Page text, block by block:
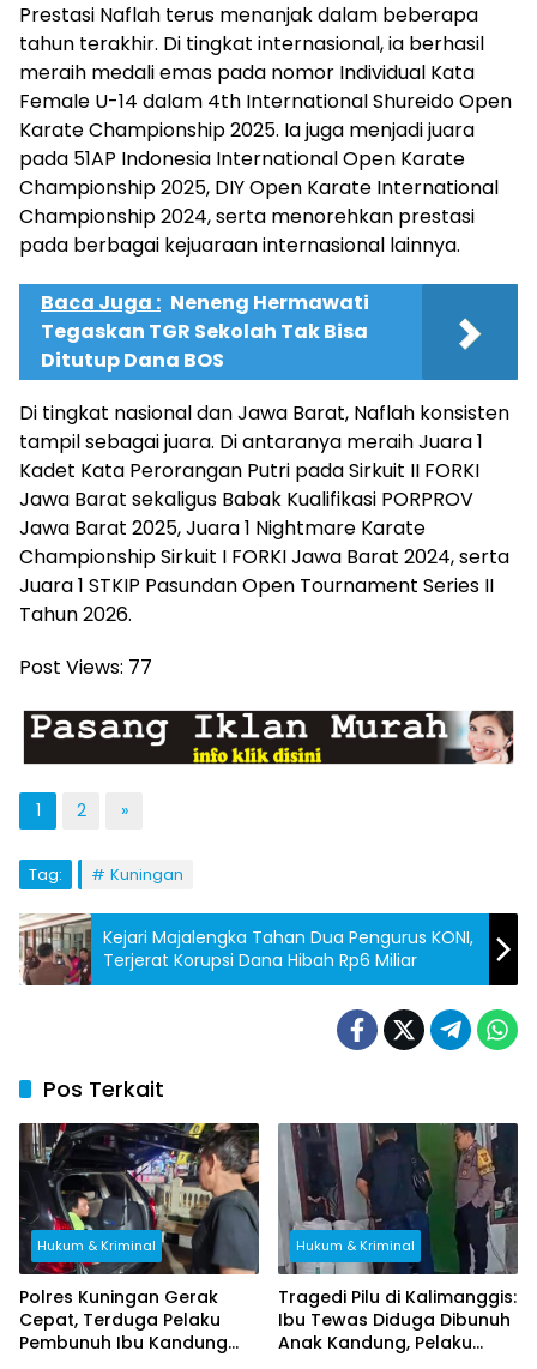
Prestasi Naflah terus menanjak dalam beberapa
tahun terakhir. Di tingkat internasional, ia berhasil
meraih medali emas pada nomor Individual Kata
Female U-14 dalam 4th International Shureido Open
Karate Championship 2025. Ia juga menjadi juara
pada 51AP Indonesia International Open Karate
Championship 2025, DIY Open Karate International
Championship 2024, serta menorehkan prestasi
pada berbagai kejuaraan internasional lainnya.
Baca Juga : Neneng Hermawati
Tegaskan TGR Sekolah Tak Bisa
Ditutup Dana BOS
Di tingkat nasional dan Jawa Barat, Naflah konsisten
tampil sebagai juara. Di antaranya meraih Juara 1
Kadet Kata Perorangan Putri pada Sirkuit II FORKI
Jawa Barat sekaligus Babak Kualifikasi PORPROV
Jawa Barat 2025, Juara 1 Nightmare Karate
Championship Sirkuit I FORKI Jawa Barat 2024, serta
Juara 1 STKIP Pasundan Open Tournament Series II
Tahun 2026.
Post Views: 77
1 2 »
Tag: Kuningan
Kejari Majalengka Tahan Dua Pengurus KONI,
Pos Terkait
Hukum & Kriminal
Polres Kuningan Gerak
Cepat, Terduga Pelaku
Pembunuh Ibu Kandung
Hukum & Kriminal
Tragedi Pilu di Kalimanggis:
Ibu Tewas Diduga Dibunuh
Anak Kandung, Pelaku